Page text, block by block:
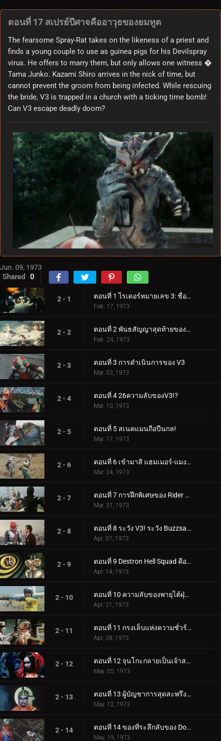
ตอนที่ 17 สเปรย์ปีศาจคืออาวุธของยมทูต
The fearsome Spray-Rat takes on the likeness of a priest and
finds a young couple to use as guinea pigs for his Devilspray
virus. He offers to marry them, but only allows one witness �
Tama Junko. Kazami Shiro arrives in the nick of time, but
cannot prevent the groom from being infected. While rescuing
the bride, V3 is trapped in a church with a ticking time bomb!
Can V3 escape deadly doom?
Jun. 09, 1973
Shared 0
2 - 1 ตอนที่ 1 ไรเดอร์หมายเลข 3: ชื่อของเขาคือ V3!
Feb. 17, 1973
2 - 2 ตอนที่ 2 พันธสัญญาสุดท้ายของ Double Riders
Feb. 24, 1973
2 - 3 ตอนที่ 3 การดำเนินการของ V3
Mar. 03, 1973
2 - 4 ตอนที่ 4 26ความลับของV3!?
Mar. 10, 1973
2 - 5 ตอนที่ 5 สเนคแมนถือปืนกล!
Mar. 17, 1973
2 - 6 ตอนที่ 6 เข้ามาสิ แฮมเมอร์-แมงกะพรุน! V3 ปลดปล่อยเทคนิคการฆ่าของคุณ!!
Mar. 24, 1973
2 - 7 ตอนที่ 7 การฝึกพิเศษของ Rider V3 ความเดือดดาล
Mar. 31, 1973
2 - 8 ตอนที่ 8 ระวัง V3! ระวัง Buzzsaw ที่น่ากลัว
Apr. 07, 1973
2 - 9 ตอนที่ 9 Destron Hell Squad คืออะไร!?
Apr. 14, 1973
2 - 10 ตอนที่ 10 ความลับของพายุไต้ฝุ่นคู่
Apr. 21, 1973
2 - 11 ตอนที่ 11 กรงเล็บแห่งความชั่วร้ายเอื้อมมือออกไปสำหรับ V3!!
Apr. 28, 1973
2 - 12 ตอนที่ 12 จุนโกะกลายเป็นเจ้าสาวของสัตว์ประหลาด?!
May. 05, 1973
2 - 13 ตอนที่ 13 ผู้บัญชาการสุดสะพรึง: หมอจี!
May. 12, 1973
2 - 14 ตอนที่ 14 ของที่ระลึกลับของ Double Riders
May. 19, 1973